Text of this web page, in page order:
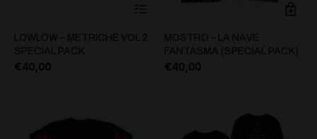
LOWLOW – METRICHE VOL.2
SPECIAL PACK
€40,00
MOSTRO – LA NAVE
FANTASMA (SPECIAL PACK)
€40,00